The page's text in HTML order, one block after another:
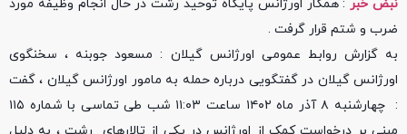
نبض خبر: همکار اورژانس پایگاه توحید رشت در حال انجام وظیفه مورد
ضرب و شتم قرار گرفت .
به گزارش روابط عمومی اورژانس گیلان : مسعود جوبنه ، سخنگوی
اورژانس گیلان در گفتگویی درباره حمله به مامور اورژانس گیلان ، گفت
: چهارشنبه ۸ آذر ماه ۱۴۰۲ ساعت ۱۱:۰۳ شب طی تماسی با شماره ۱۱۵